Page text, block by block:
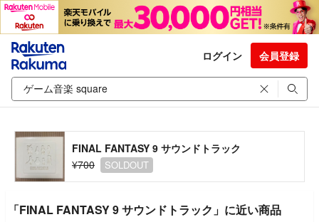
ログイン 会員登録
FINAL FANTASY 9 サウンドトラック
¥700
SOLDOUT
「FINAL FANTASY 9 サウンドトラック」に近い商品